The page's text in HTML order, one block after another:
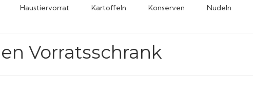
Haustiervorrat Kartoffeln Konserven Nudeln
Vorratsschrank